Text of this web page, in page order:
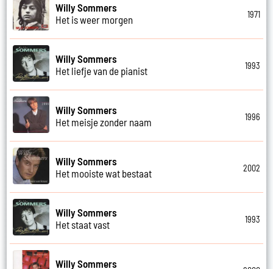
Willy Sommers
Het is weer morgen
1971
Willy Sommers
Het liefje van de pianist
1993
Willy Sommers
Het meisje zonder naam
1996
Willy Sommers
Het mooiste wat bestaat
2002
Willy Sommers
Het staat vast
1993
Willy Sommers